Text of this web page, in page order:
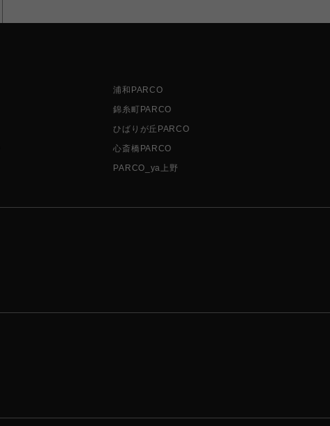
浦和PARCO
錦糸町PARCO
ひばりが丘PARCO
心斎橋PARCO
PARCO_ya上野